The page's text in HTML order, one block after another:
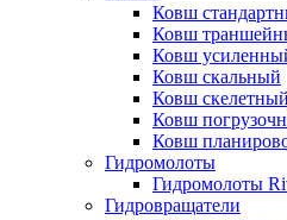
Ковш
Ковш
Ковш
Ковш скальный
Ковш скелетный
Ковш
Ковш
Гидромолоты
Гидромолоты
Гидровращатели